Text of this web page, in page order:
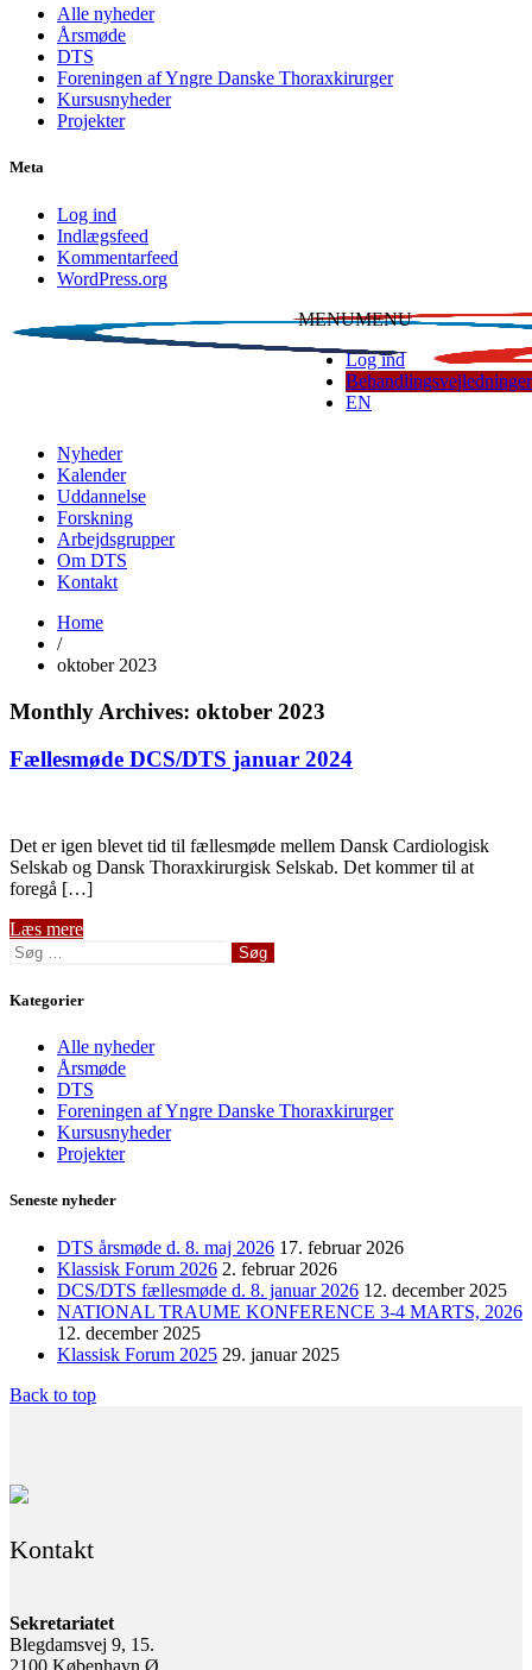
Alle nyheder
Årsmøde
DTS
Foreningen af Yngre Danske Thoraxkirurger
Kursusnyheder
Projekter
Meta
Log ind
Indlægsfeed
Kommentarfeed
WordPress.org
MENUMENU
Log ind
Behandlingsvejledninger
EN
Nyheder
Kalender
Uddannelse
Forskning
Arbejdsgrupper
Om DTS
Kontakt
Home
/
oktober 2023
Monthly Archives: oktober 2023
Fællesmøde DCS/DTS januar 2024
Det er igen blevet tid til fællesmøde mellem Dansk Cardiologisk
Selskab og Dansk Thoraxkirurgisk Selskab. Det kommer til at
foregå […]
Læs mere
Søg
Kategorier
Alle nyheder
Årsmøde
DTS
Foreningen af Yngre Danske Thoraxkirurger
Kursusnyheder
Projekter
Seneste nyheder
DTS årsmøde d. 8. maj 2026 17. februar 2026
Klassisk Forum 2026 2. februar 2026
DCS/DTS fællesmøde d. 8. januar 2026 12. december 2025
NATIONAL TRAUME KONFERENCE 3-4 MARTS, 2026
12. december 2025
Klassisk Forum 2025 29. januar 2025
Back to top
Kontakt
Sekretariatet
Blegdamsvej 9, 15.
2100 København Ø